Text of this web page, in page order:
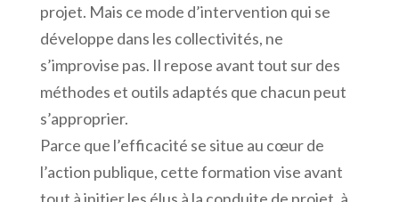
projet. Mais ce mode d’intervention qui se
développe dans les collectivités, ne
s’improvise pas. Il repose avant tout sur des
méthodes et outils adaptés que chacun peut
s’approprier.
Parce que l’efficacité se situe au cœur de
l’action publique, cette formation vise avant